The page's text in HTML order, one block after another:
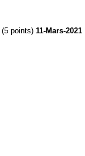
(5 points) 11-Mars-2021